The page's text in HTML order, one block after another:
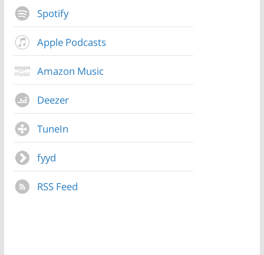
Spotify
Apple Podcasts
Amazon Music
Deezer
TuneIn
fyyd
RSS Feed